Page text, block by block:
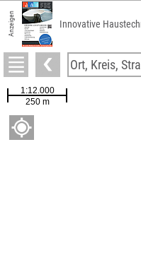
Anzeigen Innovative